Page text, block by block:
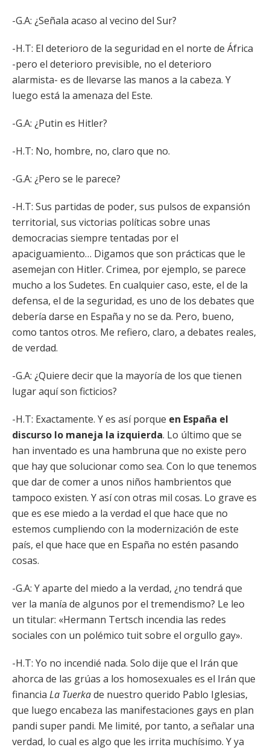
-G.A: ¿Señala acaso al vecino del Sur?
-H.T: El deterioro de la seguridad en el norte de África
-pero el deterioro previsible, no el deterioro
alarmista- es de llevarse las manos a la cabeza. Y
luego está la amenaza del Este.
-G.A: ¿Putin es Hitler?
-H.T: No, hombre, no, claro que no.
-G.A: ¿Pero se le parece?
-H.T: Sus partidas de poder, sus pulsos de expansión
territorial, sus victorias políticas sobre unas
democracias siempre tentadas por el
apaciguamiento… Digamos que son prácticas que le
asemejan con Hitler. Crimea, por ejemplo, se parece
mucho a los Sudetes. En cualquier caso, este, el de la
defensa, el de la seguridad, es uno de los debates que
debería darse en España y no se da. Pero, bueno,
como tantos otros. Me refiero, claro, a debates reales,
de verdad.
-G.A: ¿Quiere decir que la mayoría de los que tienen
lugar aquí son ficticios?
-H.T: Exactamente. Y es así porque en España el
discurso lo maneja la izquierda. Lo último que se
han inventado es una hambruna que no existe pero
que hay que solucionar como sea. Con lo que tenemos
que dar de comer a unos niños hambrientos que
tampoco existen. Y así con otras mil cosas. Lo grave es
que es ese miedo a la verdad el que hace que no
estemos cumpliendo con la modernización de este
país, el que hace que en España no estén pasando
cosas.
-G.A: Y aparte del miedo a la verdad, ¿no tendrá que
ver la manía de algunos por el tremendismo? Le leo
un titular: «Hermann Tertsch incendia las redes
sociales con un polémico tuit sobre el orgullo gay».
-H.T: Yo no incendié nada. Solo dije que el Irán que
ahorca de las grúas a los homosexuales es el Irán que
financia La Tuerkade nuestro querido Pablo Iglesias,
que luego encabeza las manifestaciones gays en plan
pandi super pandi. Me limité, por tanto, a señalar una
verdad, lo cual es algo que les irrita muchísimo. Y ya